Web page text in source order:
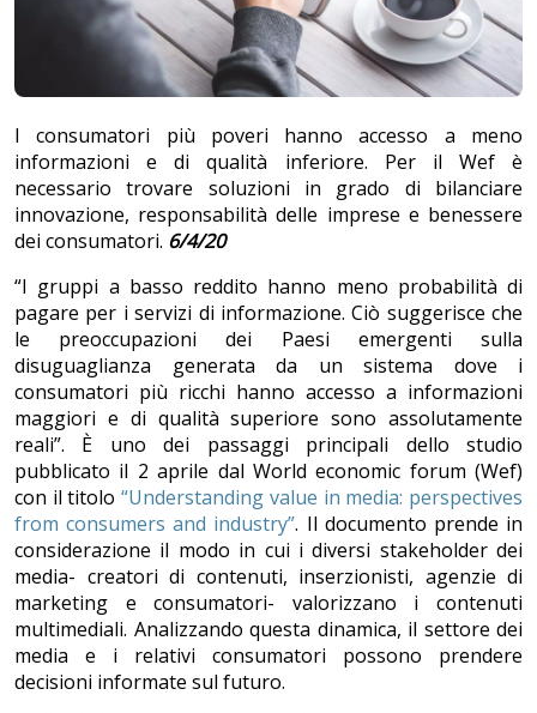
I consumatori più poveri hanno accesso a meno
informazioni e di qualità inferiore. Per il Wef è
necessario trovare soluzioni in grado di bilanciare
innovazione, responsabilità delle imprese e benessere
dei consumatori. 6/4/20
“I gruppi a basso reddito hanno meno probabilità di
pagare per i servizi di informazione. Ciò suggerisce che
le preoccupazioni dei Paesi emergenti sulla
disuguaglianza generata da un sistema dove i
consumatori più ricchi hanno accesso a informazioni
maggiori e di qualità superiore sono assolutamente
reali”. È uno dei passaggi principali dello studio
pubblicato il 2 aprile dal World economic forum (Wef)
con il titolo“Understanding value in media: perspectives
from consumers and industry”. Il documento prende in
considerazione il modo in cui i diversi stakeholder dei
media- creatori di contenuti, inserzionisti, agenzie di
marketing e consumatori- valorizzano i contenuti
multimediali. Analizzando questa dinamica, il settore dei
media e i relativi consumatori possono prendere
decisioni informate sul futuro.